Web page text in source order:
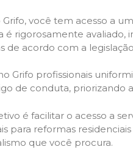
Grifo, você tem acesso a
é rigorosamente avaliado,
de acordo com a
Grifo profissionais
de conduta, priorizando
é facilitar o acesso a
para reformas
que você procura.